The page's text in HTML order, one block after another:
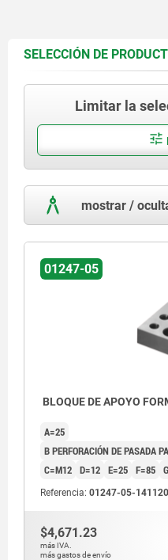
SELECCIÓN DE
Limitar la
mostrar /
01247-05
BLOQUE DE APOYO
A=25
B PERFORACIÓN DE PASADA
C=M12 D=12 E=25 F=85
Referencia: 01247-05-
$4,671.23
más IVA.
más gastos de envío